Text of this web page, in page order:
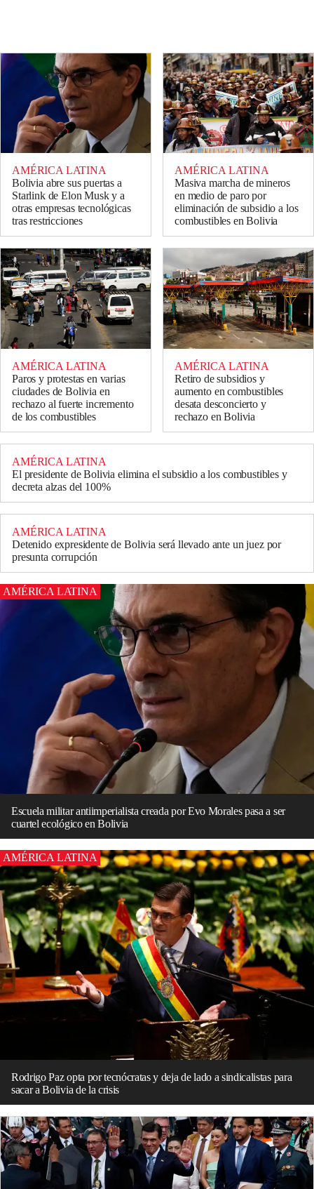
AMÉRICA LATINA
Bolivia abre sus puertas a
Starlink de Elon Musk y a
otras empresas tecnológicas
tras restricciones
AMÉRICA LATINA
Masiva marcha de mineros
en medio de paro por
eliminación de subsidio a los
combustibles en Bolivia
AMÉRICA LATINA
Paros y protestas en varias
ciudades de Bolivia en
rechazo al fuerte incremento
de los combustibles
AMÉRICA LATINA
Retiro de subsidios y
aumento en combustibles
desata desconcierto y
rechazo en Bolivia
AMÉRICA LATINA
El presidente de Bolivia elimina el subsidio a los combustibles y
decreta alzas del 100%
AMÉRICA LATINA
Detenido expresidente de Bolivia será llevado ante un juez por
presunta corrupción
AMÉRICA LATINA
Escuela militar antiimperialista creada por Evo Morales pasa a ser
cuartel ecológico en Bolivia
AMÉRICA LATINA
Rodrigo Paz opta por tecnócratas y deja de lado a sindicalistas para
sacar a Bolivia de la crisis